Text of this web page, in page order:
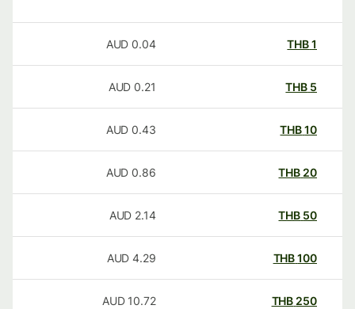
THB
0.04
AUD
THB
0.21
AUD
THB
0.43
AUD
20
THB
0.86
AUD
50
THB
2.14
AUD
100
THB
4.29
AUD
250
THB
10.72
AUD